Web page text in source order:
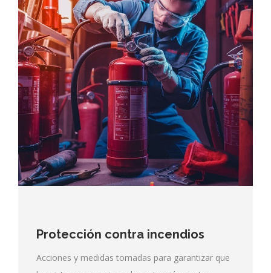
Protección contra incendios
Acciones y medidas tomadas para garantizar que